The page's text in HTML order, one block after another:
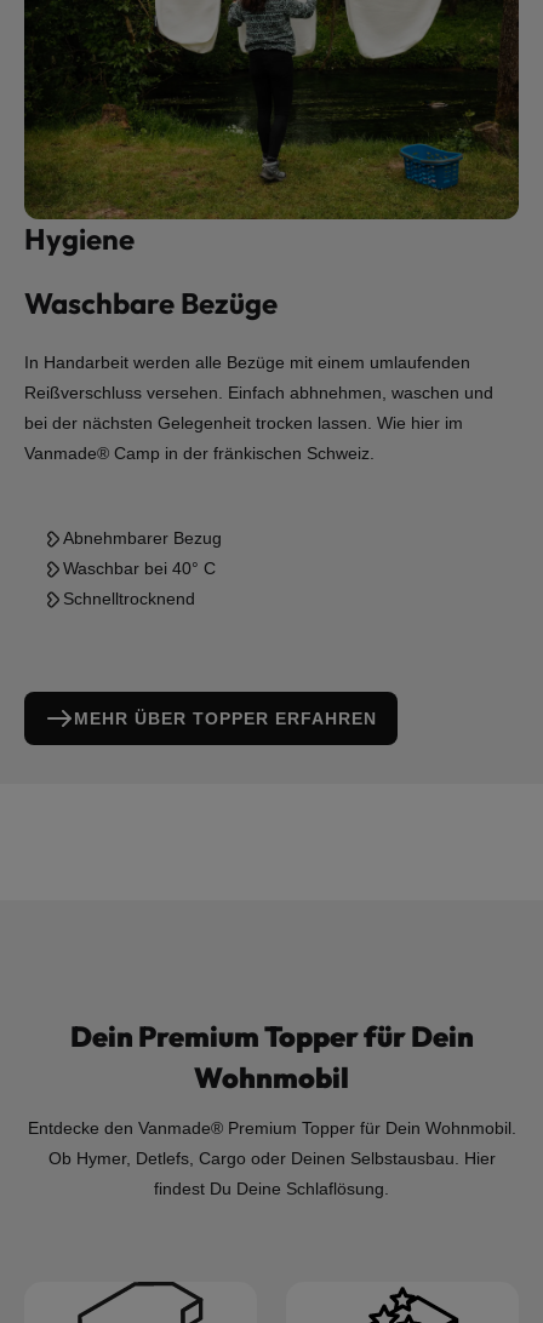
Hygiene
Waschbare Bezüge
In Handarbeit werden alle Bezüge mit einem umlaufenden
Reißverschluss versehen. Einfach abhnehmen, waschen und
bei der nächsten Gelegenheit trocken lassen. Wie hier im
Vanmade® Camp in der fränkischen Schweiz.
Abnehmbarer Bezug
Waschbar bei 40° C
Schnelltrocknend
MEHR ÜBER TOPPER ERFAHREN
Dein Premium Topper für Dein
Wohnmobil
Entdecke den Vanmade® Premium Topper für Dein Wohnmobil.
Ob Hymer, Detlefs, Cargo oder Deinen Selbstausbau. Hier
findest Du Deine Schlaflösung.